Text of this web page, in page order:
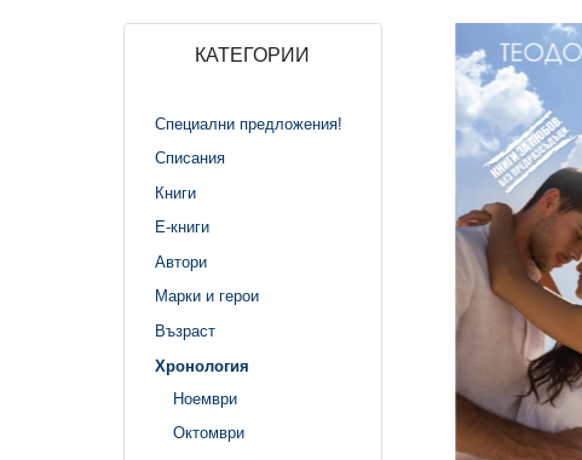
КАТЕГОРИИ
Специални предложения!
Списания
Книги
Е-книги
Автори
Марки и герои
Възраст
Хронология
Ноември
Октомври